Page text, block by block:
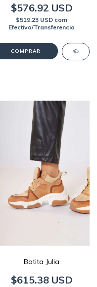
$576.92 USD
$519.23 USD com
Efectivo/Transferencia
COMPRAR
Botita Julia
$615.38 USD